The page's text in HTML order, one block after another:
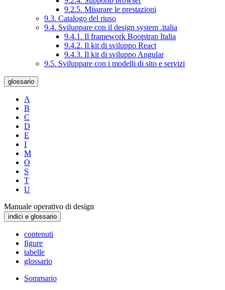
9.2.5. Misurare le prestazioni
9.3. Catalogo del riuso
9.4. Sviluppare con il design system .italia
9.4.1. Il framework Bootstrap Italia
9.4.2. Il kit di sviluppo React
9.4.3. Il kit di sviluppo Angular
9.5. Sviluppare con i modelli di sito e servizi
glossario
A
B
C
D
E
I
M
O
S
T
U
Manuale operativo di design
indici e glossario
contenuti
figure
tabelle
glossario
Sommario